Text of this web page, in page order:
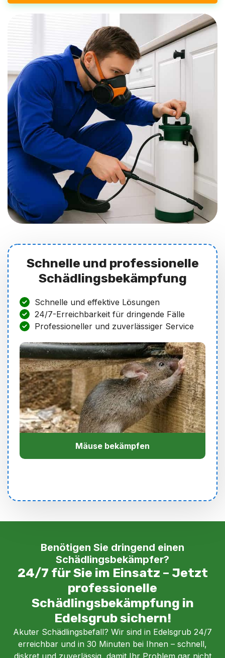
Schnelle und professionelle
Schädlingsbekämpfung
Schnelle und effektive Lösungen
24/7-Erreichbarkeit für dringende Fälle
Professioneller und zuverlässiger Service
Mäuse bekämpfen
Benötigen Sie dringend einen
Schädlingsbekämpfer?
24/7 für Sie im Einsatz – Jetzt
professionelle
Schädlingsbekämpfung in
Edelsgrub sichern!
Akuter Schädlingsbefall? Wir sind in Edelsgrub 24/7
erreichbar und in 30 Minuten bei Ihnen – schnell,
diskret und zuverlässig, damit Ihr Problem gar nicht